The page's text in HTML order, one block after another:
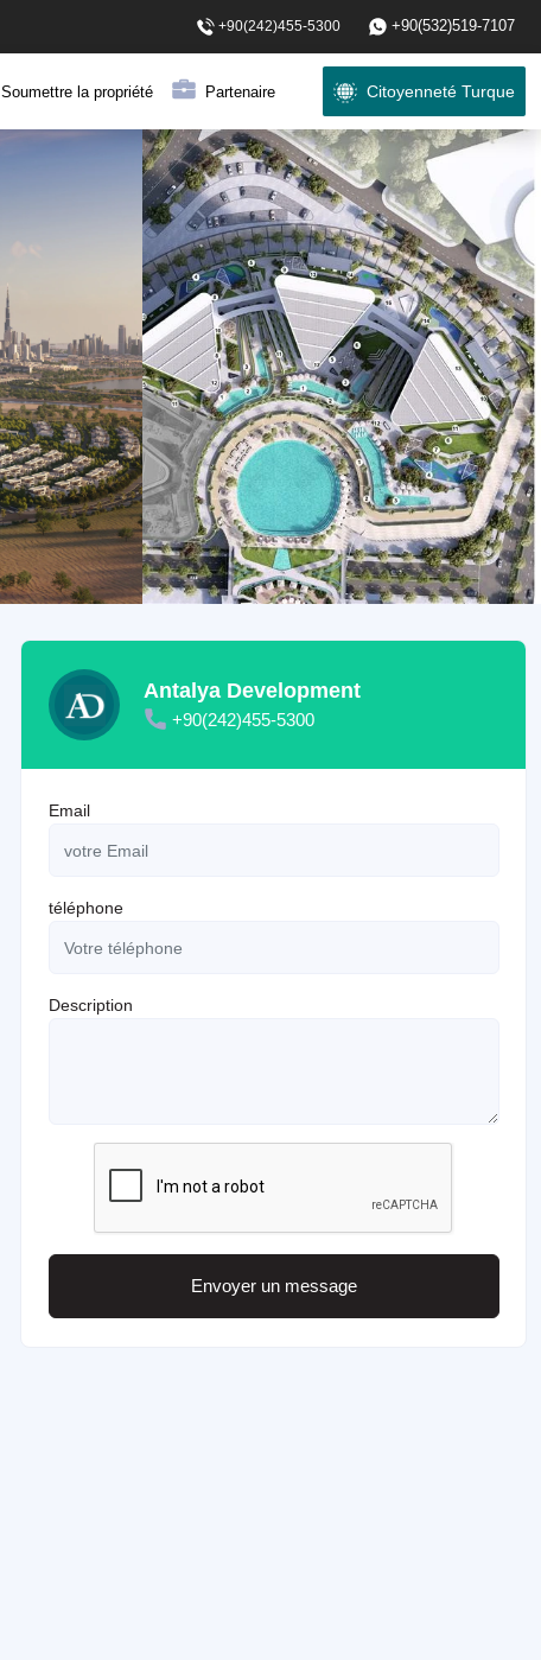
+90(242)455-5300 +90(532)519-7107
Soumettre la propriété Partenaire Citoyenneté Turque
Antalya Development
+90(242)455-5300
Email
téléphone
Description
Envoyer un message